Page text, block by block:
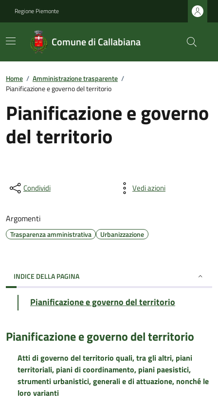
Regione Piemonte
Comune di Callabiana
Home / Amministrazione trasparente /
Pianificazione e governo del territorio
Pianificazione e governo
del territorio
Condividi Vedi azioni
Argomenti
Trasparenza amministrativa Urbanizzazione
INDICE DELLA PAGINA
Pianificazione e governo del territorio
Pianificazione e governo del territorio
Atti di governo del territorio quali, tra gli altri, piani
territoriali, piani di coordinamento, piani paesistici,
strumenti urbanistici, generali e di attuazione, nonché le
loro varianti